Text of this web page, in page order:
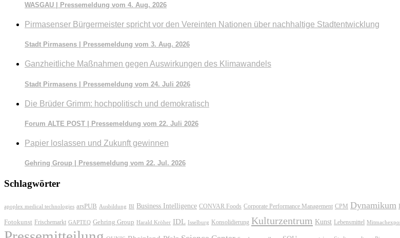
WASGAU | Pressemeldung vom 4. Aug. 2026
Pirmasenser Bürgermeister spricht vor den Vereinten Nationen über nachhaltige Stadtentwicklung
Stadt Pirmasens | Pressemeldung vom 3. Aug. 2026
Ganzheitliche Maßnahmen gegen Auswirkungen des Klimawandels
Stadt Pirmasens | Pressemeldung vom 24. Juli 2026
Die Brüder Grimm: hochpolitisch und demokratisch
Forum ALTE POST | Pressemeldung vom 22. Juli 2026
Papier loslassen und Zukunft gewinnen
Gehring Group | Pressemeldung vom 22. Jul. 2026
Schlagwörter
apoplex medical technologies arsPUB Ausbildung BI Business Intelligence CONVAR Foods Corporate Performance Management CPM Dynamikum
Fotokunst Frischemarkt GAPTEQ Gehring Group Harald Kröher IDL Isselburg Konsolidierung Kulturzentrum Kunst Lebensmittel